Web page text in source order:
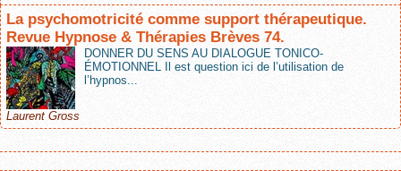
La psychomotricité comme support thérapeutique.
Revue Hypnose & Thérapies Brèves 74.
DONNER DU SENS AU DIALOGUE TONICO-
ÉMOTIONNEL Il est question ici de l’utilisation de
l’hypnos...
Laurent Gross